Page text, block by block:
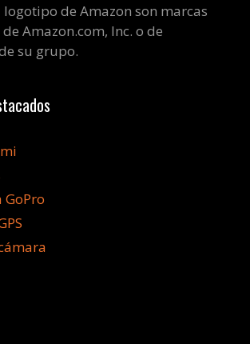
logotipo de Amazon son marcas
Amazon.com, Inc. o de
su grupo.
GoPro